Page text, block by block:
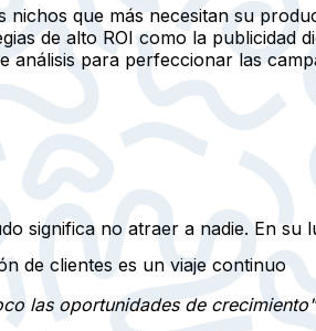
nichos que más necesitan su
de alto ROI como la publicidad
análisis para perfeccionar las
significa no atraer a nadie. En
de clientes es un viaje continuo
las oportunidades de